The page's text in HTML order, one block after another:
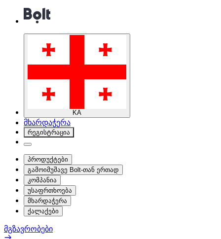
KA
მხარდაჭერა
რეგისტრაცია
პროდუქტები
გამოიმუშავე Bolt-თან ერთად
კომპანია
უსაფრთხოება
მხარდაჭერა
ქალაქები
მგზავრობები